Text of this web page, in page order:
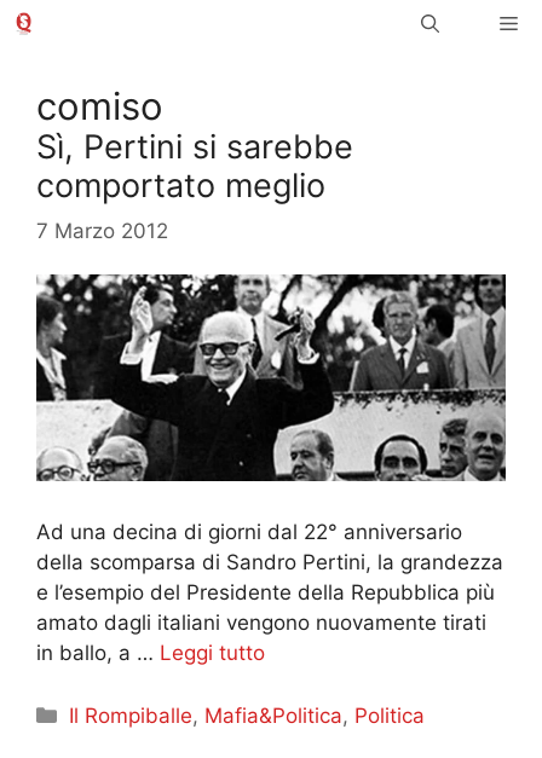
Vai
comiso
Sì, Pertini si sarebbe
comportato meglio
7 Marzo 2012
Ad una decina di giorni dal 22° anniversario
della scomparsa di Sandro Pertini, la grandezza
e l’esempio del Presidente della Repubblica più
amato dagli italiani vengono nuovamente tirati
in ballo, a … Leggi tutto
Categorie
Il Rompiballe, Mafia&Politica, Politica